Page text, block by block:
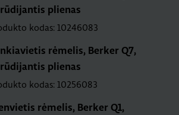
plienas
kodas: 10246083
rėmelis, Berker Q7,
plienas
kodas: 10256083
rėmelis, Berker Q1,